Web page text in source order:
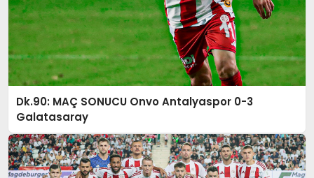
Dk.90: MAÇ SONUCU Onvo Antalyaspor 0-3
Galatasaray